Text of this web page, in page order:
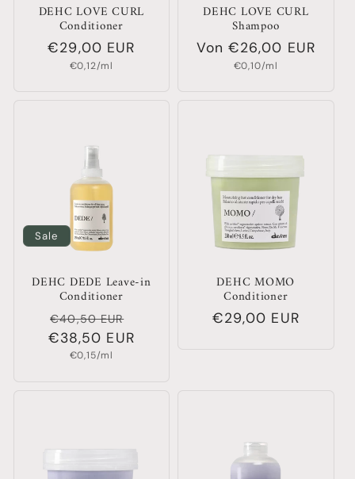
DEHC LOVE CURL
Conditioner
Normaler
Preis
€29,00 EUR
Grundpreis
€0,12/ml
DEHC LOVE CURL
Shampoo
Normaler
Von €26,00 EUR
Grundpreis
€0,10/ml
Sale
DEHC DEDE Leave-in
Conditioner
Normaler
Preis
€40,50 EUR
Verkaufspreis
€38,50 EUR
Grundpreis
€0,15/ml
DEHC MOMO
Conditioner
Normaler
€29,00 EUR